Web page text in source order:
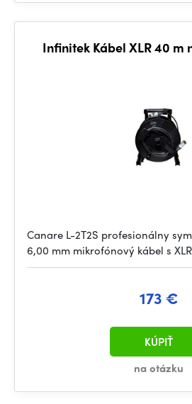
Infinitek Kábel XLR 40 m
Canare L-2T2S profesionálny
6,00 mm mikrofónový kábel s XLR
173 €
na otázku
KÚPIŤ